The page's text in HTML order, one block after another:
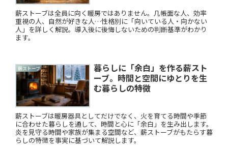
薪ストーブは全員に向く暖房ではありません。几帳面な人、効率
重視の人、自然が好きな人…性格別に「向いている人・向かない
人」を詳しく解説。導入後に後悔しないための判断基準がわかり
ます。
薪ストーブ
暮らしに「余白」を作る薪スト
ーブ。時間と空間にゆとりを生
む暮らしの特徴
薪ストーブは暖房器具としてだけでなく、火を育てる時間や季節
に合わせた暮らしを通して、時間と心に「余白」を生み出します。
炎を見守る時間や家族が集まる空間など、薪ストーブがもたらす暮
らしの特徴を事実に基づいて解説します。